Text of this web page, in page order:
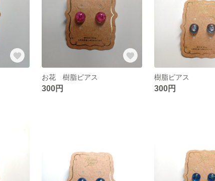
お花 樹脂ピアス
300円
樹脂ピアス
300円